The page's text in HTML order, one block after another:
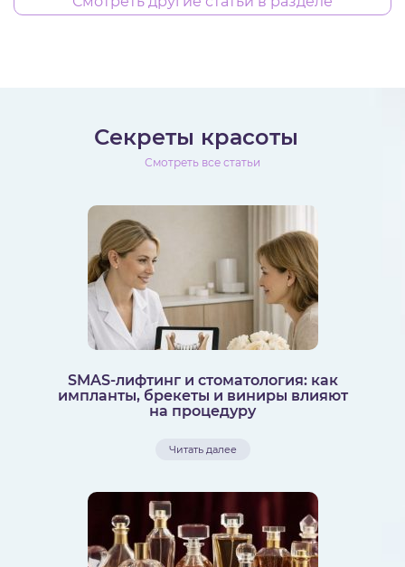
Секреты красоты
Смотреть все статьи
SMAS-лифтинг и стоматология: как
импланты, брекеты и виниры влияют
на процедуру
Читать далее